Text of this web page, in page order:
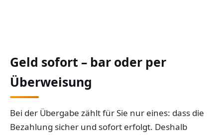
Geld sofort – bar oder per
Überweisung
Bei der Übergabe zählt für Sie nur eines: dass die
Bezahlung sicher und sofort erfolgt. Deshalb